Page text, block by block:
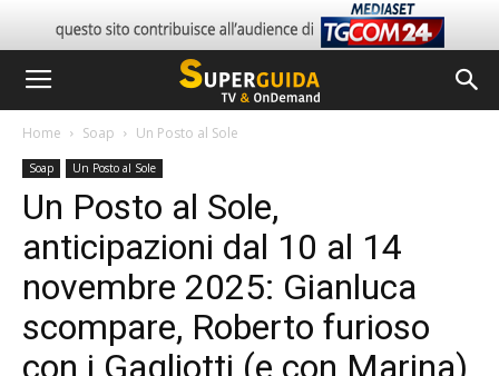
Home Soap Un Posto al Sole
Soap Un Posto al Sole
Un Posto al Sole,
anticipazioni dal 10 al 14
novembre 2025: Gianluca
scompare, Roberto furioso
con i Gagliotti (e con Marina)